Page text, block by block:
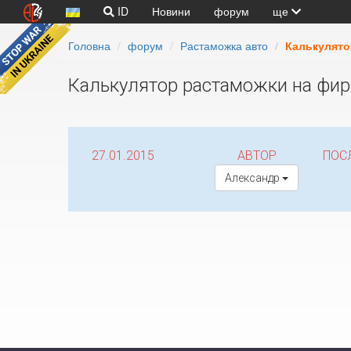
ID Новини форум ще
Головна форум Растаможка авто
Калькулятор растаможки на
27.01.2015 АВТОР
Александр